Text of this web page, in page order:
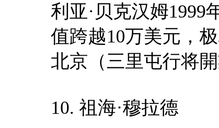
利亚·贝克汉姆1999
值跨越10万美元，
北京（三里屯行将
10. 祖海·穆拉德